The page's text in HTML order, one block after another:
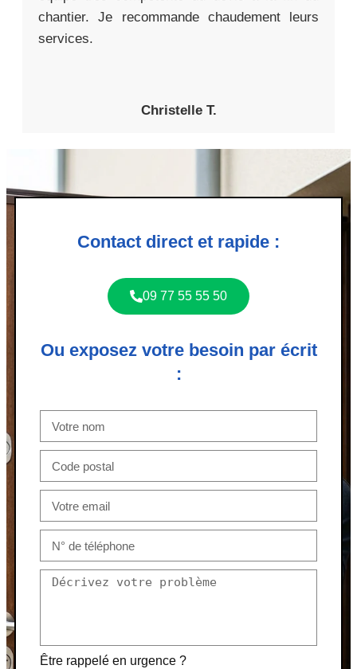
chantier. Je recommande chaudement leurs
services.
Christelle T.
Contact direct et rapide :
09 77 55 55 50
Ou exposez votre besoin par écrit
:
Être rappelé en urgence ?